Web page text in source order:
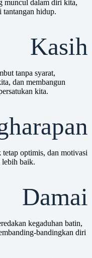
muncul dalam diri kita,
tantangan hidup.
Kasih
tanpa syarat,
dan membangun
kita.
optimis, dan motivasi
lebih baik.
Damai
kegaduhan batin,
bandingkan diri